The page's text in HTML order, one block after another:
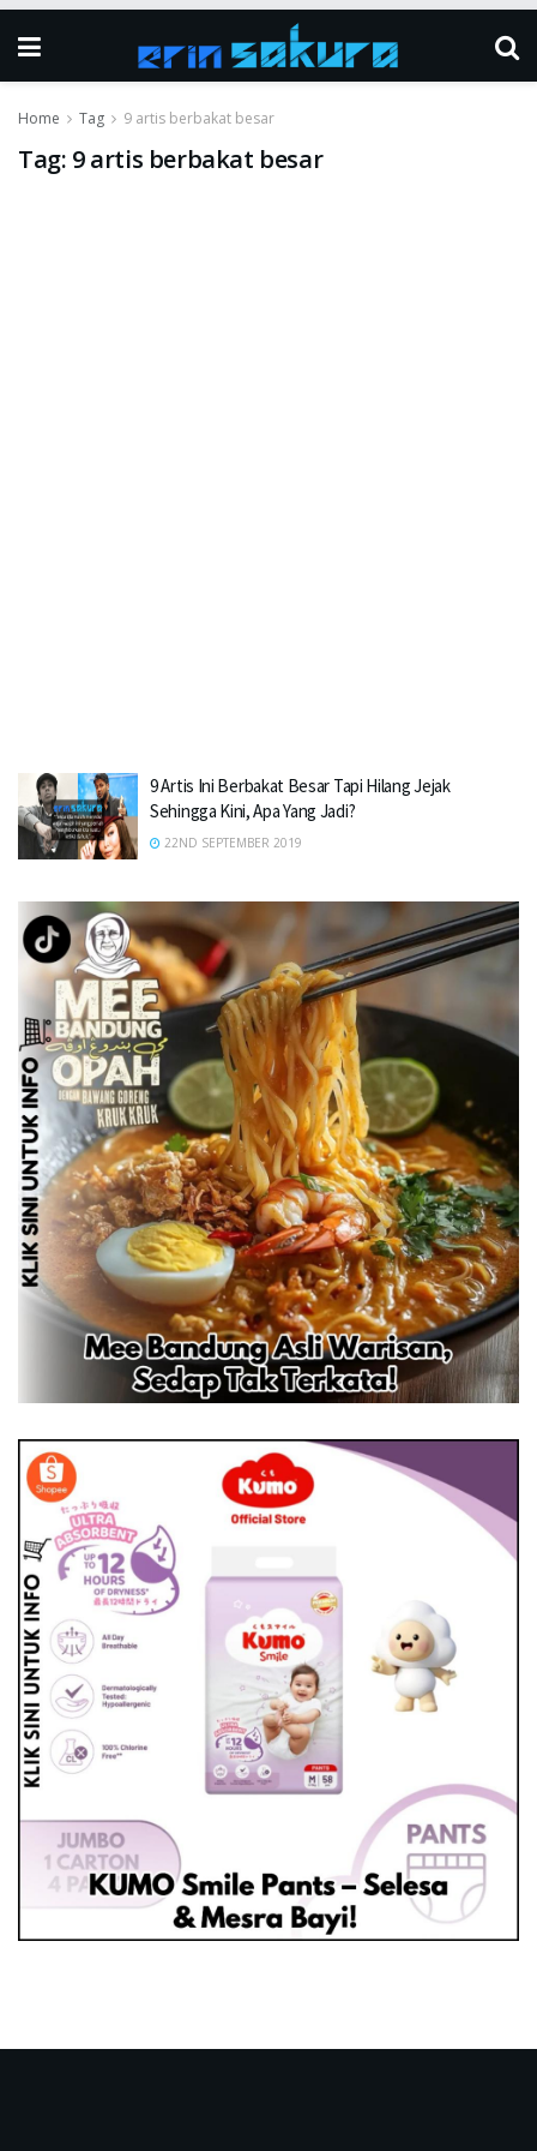
Home Tag 9 artis berbakat besar
Tag: 9 artis berbakat besar
9 Artis Ini Berbakat Besar Tapi Hilang Jejak
Sehingga Kini, Apa Yang Jadi?
22ND SEPTEMBER 2019